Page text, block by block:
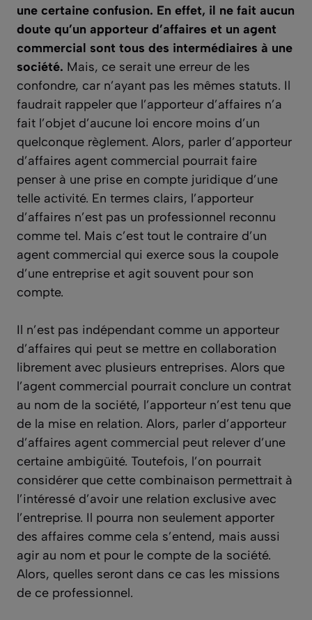
une certaine confusion. En effet, il ne fait aucun
doute qu’un apporteur d’affaires et un agent
commercial sont tous des intermédiaires à une
société. Mais, ce serait une erreur de les
confondre, car n’ayant pas les mêmes statuts. Il
faudrait rappeler que l’apporteur d’affaires n’a
fait l’objet d’aucune loi encore moins d’un
quelconque règlement. Alors, parler d’apporteur
d’affaires agent commercial pourrait faire
penser à une prise en compte juridique d’une
telle activité. En termes clairs, l’apporteur
d’affaires n’est pas un professionnel reconnu
comme tel. Mais c’est tout le contraire d’un
agent commercial qui exerce sous la coupole
d’une entreprise et agit souvent pour son
compte.
Il n’est pas indépendant comme un apporteur
d’affaires qui peut se mettre en collaboration
librement avec plusieurs entreprises. Alors que
l’agent commercial pourrait conclure un contrat
au nom de la société, l’apporteur n’est tenu que
de la mise en relation. Alors, parler d’apporteur
d’affaires agent commercial peut relever d’une
certaine ambigüité. Toutefois, l’on pourrait
considérer que cette combinaison permettrait à
l’intéressé d’avoir une relation exclusive avec
l’entreprise. Il pourra non seulement apporter
des affaires comme cela s’entend, mais aussi
agir au nom et pour le compte de la société.
Alors, quelles seront dans ce cas les missions
de ce professionnel.